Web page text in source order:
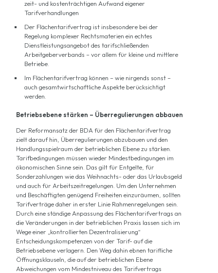
zeit- und kostenträchtigen Aufwand eigener
Tarifverhandlungen
Der Flächentarifvertrag ist insbesondere bei der
Regelung komplexer Rechtsmaterien ein echtes
Dienstleistungsangebot des tarifschließenden
Arbeitgeberverbands – vor allem für kleine und mittlere
Betriebe.
Im Flächentarifvertrag können – wie nirgends sonst –
auch gesamtwirtschaftliche Aspekte berücksichtigt
werden.
Betriebsebene stärken – Überregulierungen abbauen
Der Reformansatz der BDA für den Flächentarifvertrag
zielt darauf hin, Überregulierungen abzubauen und den
Handlungsspielraum der betrieblichen Ebene zu stärken.
Tarifbedingungen müssen wieder Mindestbedingungen im
ökonomischen Sinne sein. Das gilt für Entgelte, für
Sonderzahlungen wie das Weihnachts- oder das Urlaubsgeld
und auch für Arbeitszeitregelungen. Um den Unternehmen
und Beschäftigten genügend Freiheiten einzuräumen, sollten
Tarifverträge daher in erster Linie Rahmenregelungen sein.
Durch eine ständige Anpassung des Flächentarifvertrags an
die Veränderungen in der betrieblichen Praxis lassen sich im
Wege einer „kontrollierten Dezentralisierung“
Entscheidungskompetenzen von der Tarif- auf die
Betriebsebene verlagern. Den Weg dahin ebnen tarifliche
Öffnungsklauseln, die auf der betrieblichen Ebene
Abweichungen vom Mindestniveau des Tarifvertrags